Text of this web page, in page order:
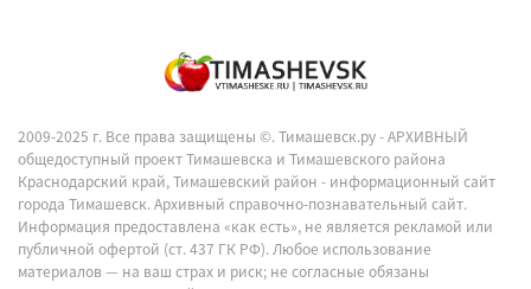
2009-2025 г. Все права защищены ©.Тимашевск.ру - АРХИВНЫЙ
общедоступный проект Тимашевска и Тимашевского района
Краснодарский край, Тимашевский район - информационный сайт
города Тимашевск. Архивный справочно-познавательный сайт.
Информация предоставлена «как есть», не является рекламой или
публичной офертой (ст. 437 ГК РФ). Любое использование
материалов — на ваш страх и риск; не согласные обязаны